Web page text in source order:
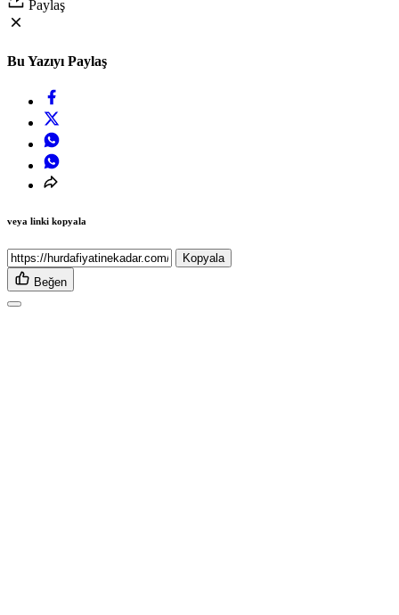
Paylaş
Bu Yazıyı Paylaş
veya linki kopyala
Kopyala
Beğen